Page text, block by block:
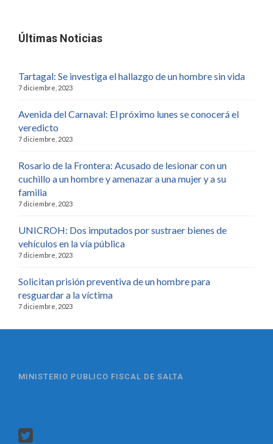
Últimas Noticias
Tartagal: Se investiga el hallazgo de un hombre sin vida
7 diciembre, 2023
Avenida del Carnaval: El próximo lunes se conocerá el
veredicto
7 diciembre, 2023
Rosario de la Frontera: Acusado de lesionar con un
cuchillo a un hombre y amenazar a una mujer y a su
familia
7 diciembre, 2023
UNICROH: Dos imputados por sustraer bienes de
vehículos en la vía pública
7 diciembre, 2023
Solicitan prisión preventiva de un hombre para
resguardar a la víctima
7 diciembre, 2023
MINISTERIO PUBLICO FISCAL DE SALTA